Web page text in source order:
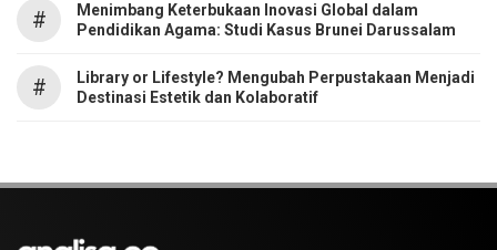
#
Menimbang Keterbukaan Inovasi Global dalam
Pendidikan Agama: Studi Kasus Brunei Darussalam
#
Library or Lifestyle? Mengubah Perpustakaan Menjadi
Destinasi Estetik dan Kolaboratif